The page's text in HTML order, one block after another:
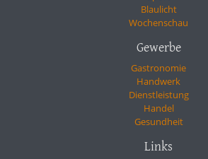
Blaulicht
Wochenschau
Gewerbe
Gastronomie
Handwerk
Dienstleistung
Handel
Gesundheit
Links